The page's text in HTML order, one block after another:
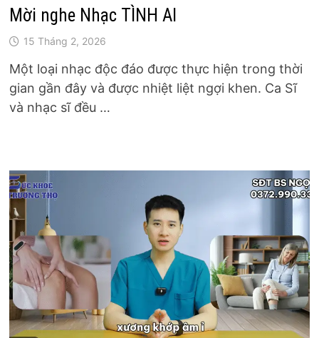
Mời nghe Nhạc TÌNH AI
15 Tháng 2, 2026
Một loại nhạc độc đáo được thực hiện trong thời
gian gần đây và được nhiệt liệt ngợi khen. Ca Sĩ
và nhạc sĩ đều …